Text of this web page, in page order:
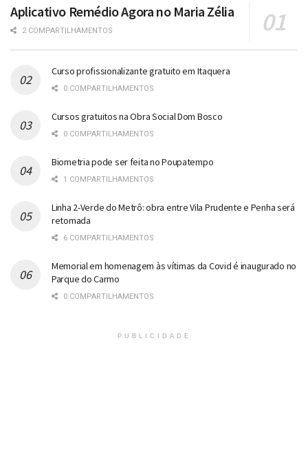
Aplicativo Remédio Agora no Maria Zélia
2 COMPARTILHAMENTOS
Curso profissionalizante gratuito em Itaquera
0 COMPARTILHAMENTOS
Cursos gratuitos na Obra Social Dom Bosco
0 COMPARTILHAMENTOS
Biometria pode ser feita no Poupatempo
1 COMPARTILHAMENTOS
Linha 2-Verde do Metrô: obra entre Vila Prudente e Penha será
retomada
6 COMPARTILHAMENTOS
Memorial em homenagem às vítimas da Covid é inaugurado no
Parque do Carmo
0 COMPARTILHAMENTOS
PUBLICIDADE